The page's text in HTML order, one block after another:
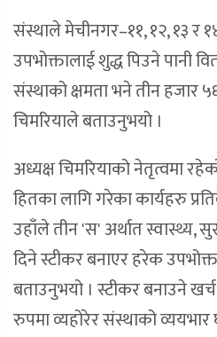
संस्थाले मेचीनगर–११, १२, १३ र
उपभोक्तालाई शुद्ध पिउने पानी
संस्थाको क्षमता भने तीन हजार
चिमरियाले बताउनुभयो ।
अध्यक्ष चिमरियाको नेतृत्वमा
हितका लागि गरेका कार्यहरु
उहाँले तीन 'स' अर्थात स्वास्थ्य,
दिने स्टीकर बनाएर हरेक
बताउनुभयो । स्टीकर बनाउने
रुपमा व्यहोरेर संस्थाको